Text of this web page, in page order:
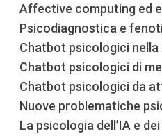
Affective computing ed
Psicodiagnostica e
Chatbot psicologici
Chatbot psicologici di
Chatbot psicologici da
Nuove problematiche
La psicologia dell’IA e